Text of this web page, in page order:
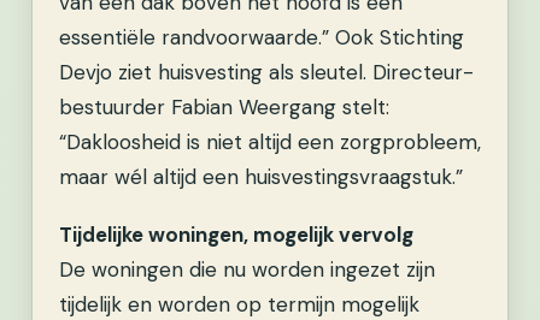
essentiële randvoorwaarde.” Ook Stichting
Devjo ziet huisvesting als sleutel. Directeur-
bestuurder Fabian Weergang stelt:
“Dakloosheid is niet altijd een zorgprobleem,
maar wél altijd een huisvestingsvraagstuk.”
Tijdelijke woningen, mogelijk vervolg
De woningen die nu worden ingezet zijn
tijdelijk en worden op termijn mogelijk